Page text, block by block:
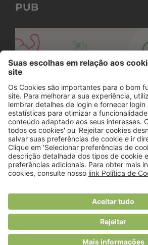
PUB
© 2018 Viver Saudável
O portal dos profissionais de